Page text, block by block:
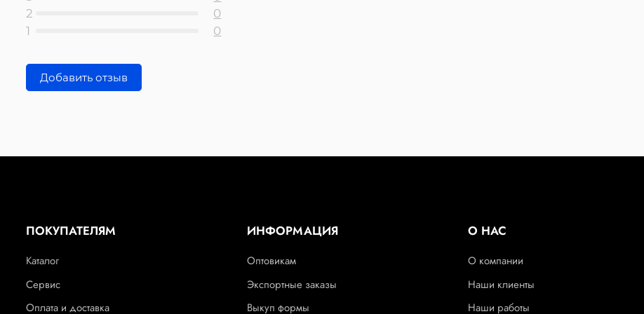
2
0
1
0
Добавить отзыв
ПОКУПАТЕЛЯМ
Каталог
Сервис
Оплата и доставка
ИНФОРМАЦИЯ
Оптовикам
Экспортные заказы
Выкуп формы
О НАС
О компании
Наши клиенты
Наши работы